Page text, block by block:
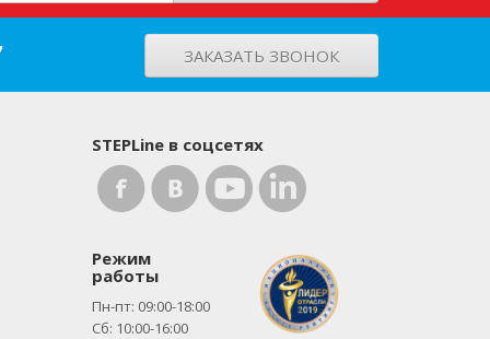
ЗАКАЗАТЬ ЗВОНОК
STEPLine в соцсетях
Режим
работы
Пн-пт: 09:00-18:00
Сб: 10:00-16:00